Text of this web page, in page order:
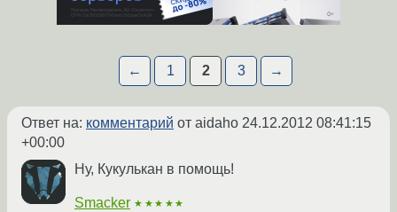
← 1 2 3 →
Ответ на: комментарий от aidaho 24.12.2012 08:41:15
+00:00
Ну, Кукулькан в помощь!
Smacker ★★★★★